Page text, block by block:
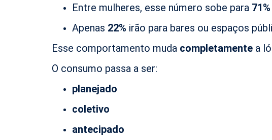
Entre mulheres, esse número sobe para 71%
Apenas 22% irão para bares ou espaços
Esse comportamento muda completamente a
O consumo passa a ser:
planejado
coletivo
antecipado